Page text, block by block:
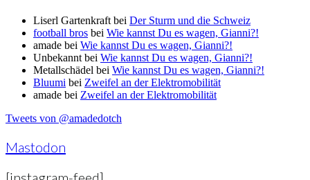
Liserl Gartenkraft bei Der Sturm und die Schweiz
football bros bei Wie kannst Du es wagen, Gianni?!
amade bei Wie kannst Du es wagen, Gianni?!
Unbekannt bei Wie kannst Du es wagen, Gianni?!
Metallschädel bei Wie kannst Du es wagen, Gianni?!
Bluumi bei Zweifel an der Elektromobilität
amade bei Zweifel an der Elektromobilität
Tweets von @amadedotch
Mastodon